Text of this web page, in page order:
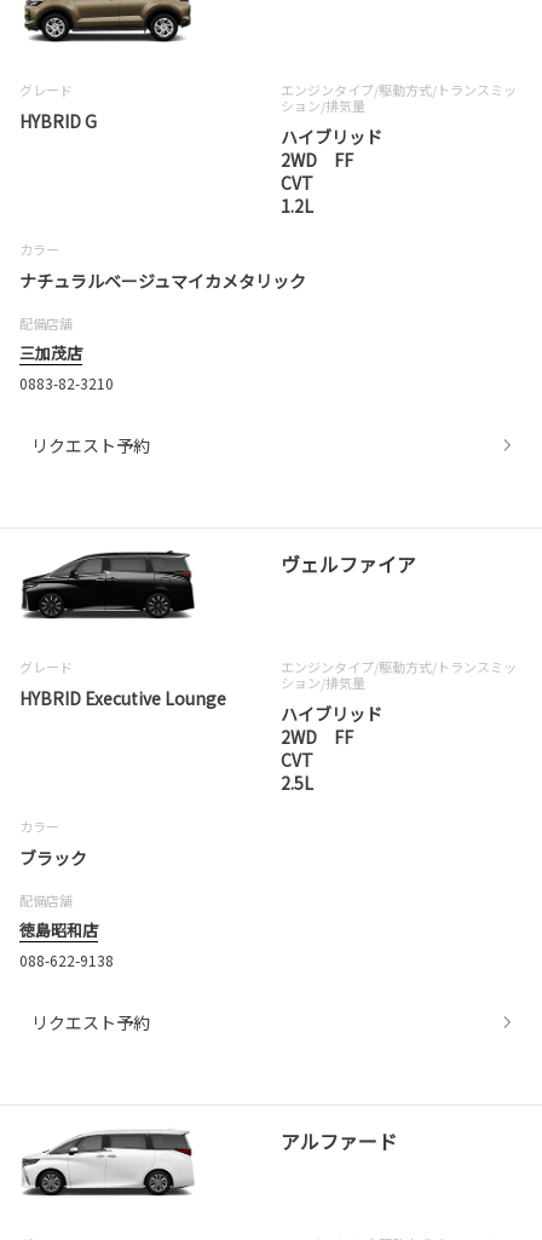
グレード
HYBRID G
エンジンタイプ/駆動方式/トランスミッ
ション/排気量
ハイブリッド
2WD FF
CVT
1.2L
カラー
ナチュラルベージュマイカメタリック
配備店舗
三加茂店
0883-82-3210
リクエスト予約
ヴェルファイア
グレード
HYBRID Executive Lounge
エンジンタイプ/駆動方式/トランスミッ
ション/排気量
ハイブリッド
2WD FF
CVT
2.5L
カラー
ブラック
配備店舗
徳島昭和店
088-622-9138
リクエスト予約
アルファード